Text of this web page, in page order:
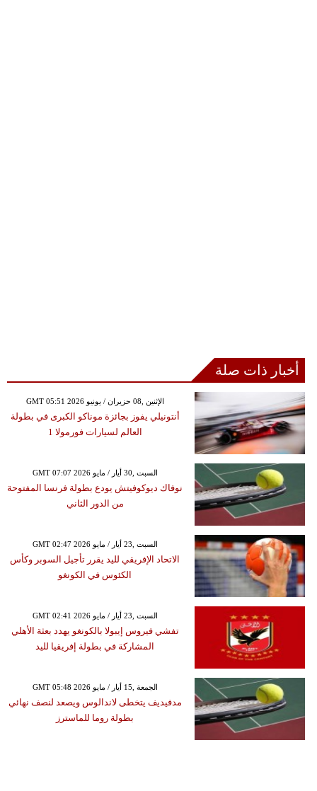
أخبار ذات صلة
GMT 05:51 2026 الإثنين ,08 حزيران / يونيو
أنتونيلي يفوز بجائزة موناكو الكبرى في بطولة
العالم لسيارات فورمولا 1
GMT 07:07 2026 السبت ,30 أيار / مايو
نوفاك ديوكوفيتش يودع بطولة فرنسا المفتوحة
من الدور الثاني
GMT 02:47 2026 السبت ,23 أيار / مايو
الاتحاد الإفريقي لليد يقرر تأجيل السوبر وكأس
الكئوس في الكونغو
GMT 02:41 2026 السبت ,23 أيار / مايو
تفشي فيروس إيبولا بالكونغو يهدد بعثة الأهلي
المشاركة في بطولة إفريقيا لليد
GMT 05:48 2026 الجمعة ,15 أيار / مايو
مدفيديف يتخطى لاندالوس ويصعد لنصف نهائي
بطولة روما للماسترز